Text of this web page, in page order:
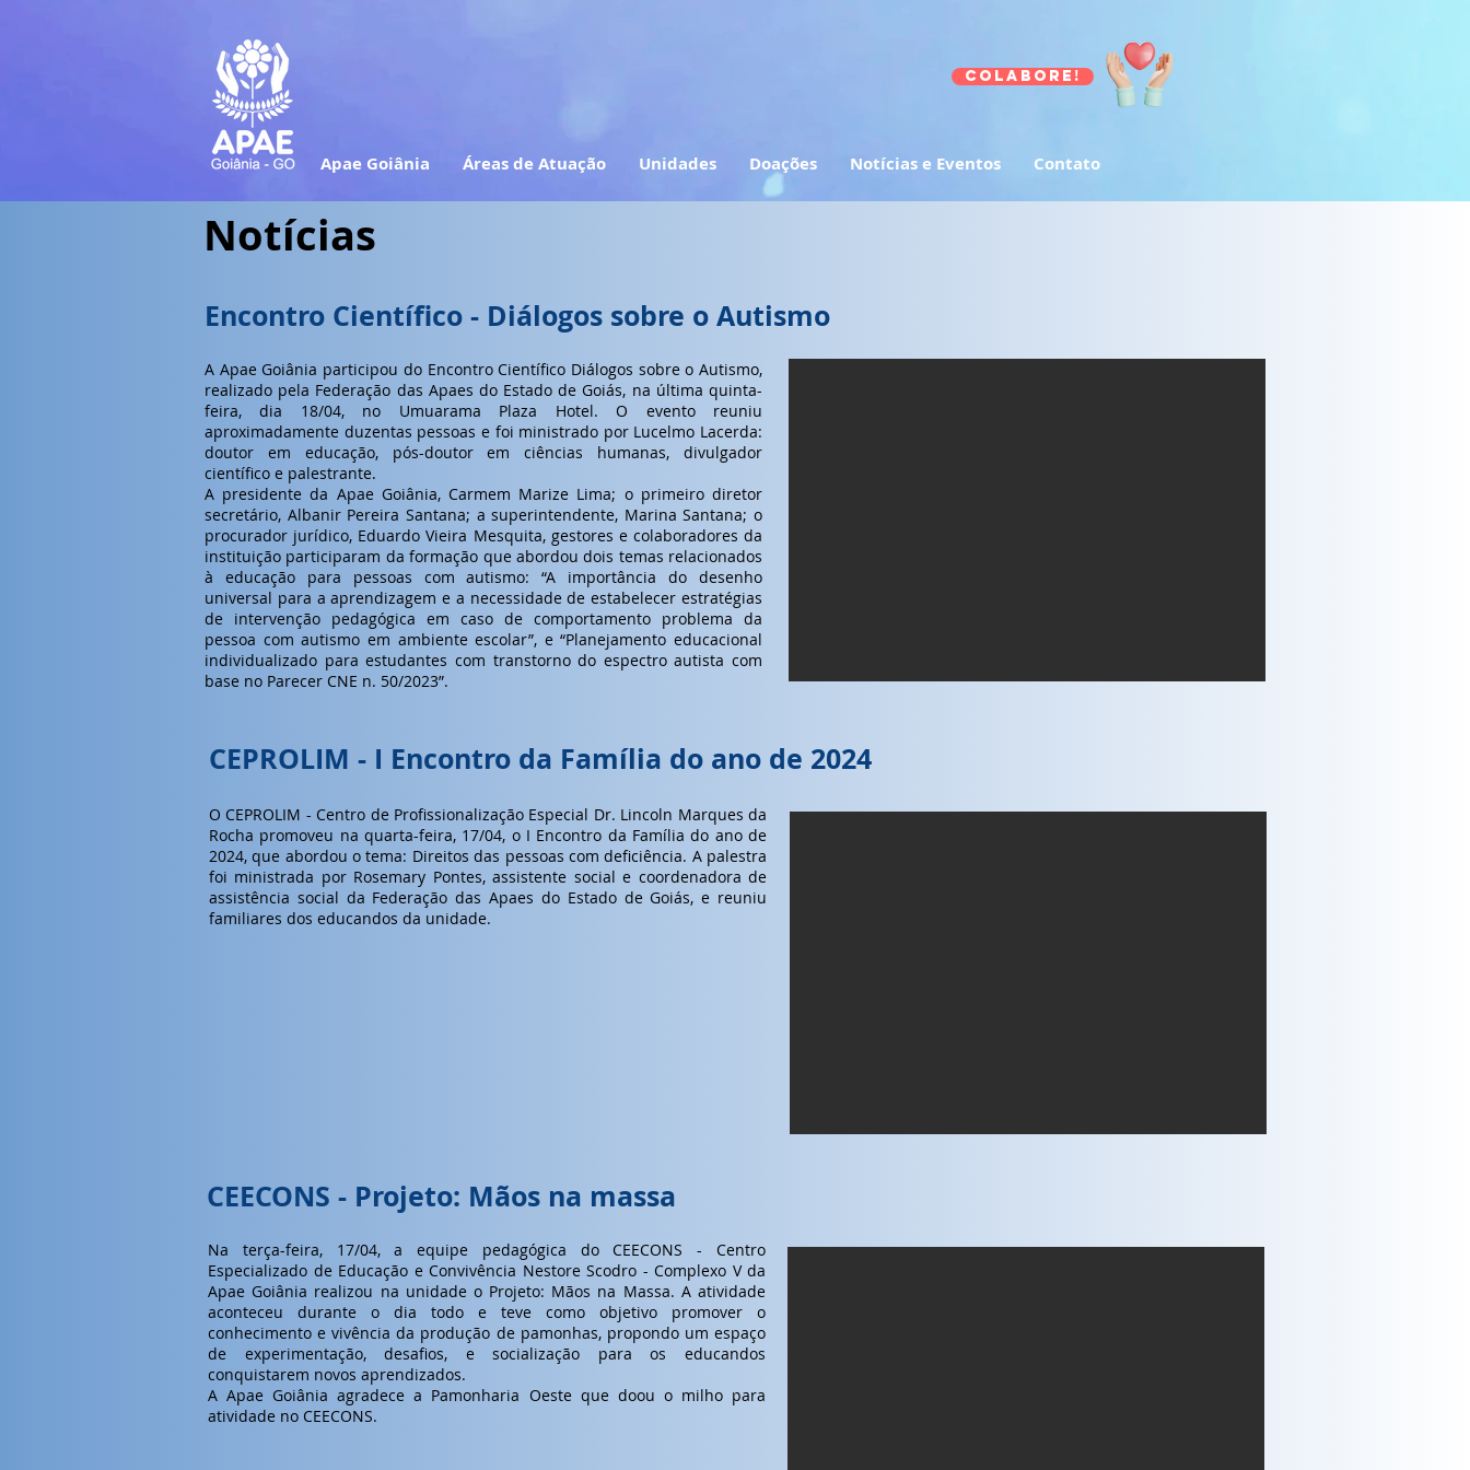
Apae Goiânia Áreas de Atuação Unidades Doações Notícias e Eventos Contato
Colabore!
Notícias
Encontro Científico - Diálogos sobre o Autismo
A Apae Goiânia participou do Encontro Científico Diálogos sobre o Autismo,
realizado pela Federação das Apaes do Estado de Goiás, na última quinta-
feira, dia 18/04, no Umuarama Plaza Hotel. O evento reuniu
aproximadamente duzentas pessoas e foi ministrado por Lucelmo Lacerda:
doutor em educação, pós-doutor em ciências humanas, divulgador
científico e palestrante.
A presidente da Apae Goiânia, Carmem Marize Lima; o primeiro diretor
secretário, Albanir Pereira Santana; a superintendente, Marina Santana; o
procurador jurídico, Eduardo Vieira Mesquita, gestores e colaboradores da
instituição participaram da formação que abordou dois temas relacionados
à educação para pessoas com autismo: “A importância do desenho
universal para a aprendizagem e a necessidade de estabelecer estratégias
de intervenção pedagógica em caso de comportamento problema da
pessoa com autismo em ambiente escolar”, e “Planejamento educacional
individualizado para estudantes com transtorno do espectro autista com
base no Parecer CNE n. 50/2023”.
CEPROLIM - I Encontro da Família do ano de 2024
O CEPROLIM - Centro de Profissionalização Especial Dr. Lincoln Marques da
Rocha promoveu na quarta-feira, 17/04, o I Encontro da Família do ano de
2024, que abordou o tema: Direitos das pessoas com deficiência. A palestra
foi ministrada por Rosemary Pontes, assistente social e coordenadora de
assistência social da Federação das Apaes do Estado de Goiás, e reuniu
familiares dos educandos da unidade.
CEECONS - Projeto: Mãos na massa
Na terça-feira, 17/04, a equipe pedagógica do CEECONS - Centro
Especializado de Educação e Convivência Nestore Scodro - Complexo V da
Apae Goiânia realizou na unidade o Projeto: Mãos na Massa. A atividade
aconteceu durante o dia todo e teve como objetivo promover o
conhecimento e vivência da produção de pamonhas, propondo um espaço
de experimentação, desafios, e socialização para os educandos
conquistarem novos aprendizados.
A Apae Goiânia agradece a Pamonharia Oeste que doou o milho para
atividade no CEECONS.